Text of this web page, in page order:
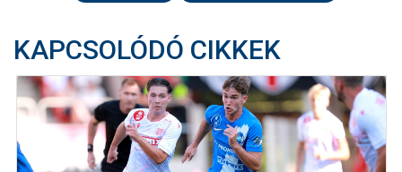
KAPCSOLÓDÓ CIKKEK